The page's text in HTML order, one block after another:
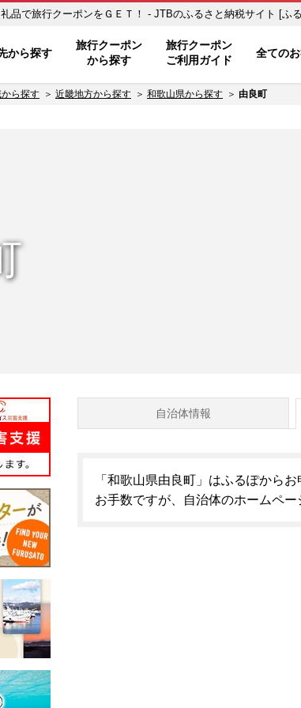
品で旅行クーポンをＧＥＴ！ - JTBのふるさと納税サイト [ふ
から探す
旅行クーポン
から探す
旅行クーポン
ご利用ガイド
全ての
ら探す 近畿地方から探す 和歌山県から探す 由良町
自治体情報
「和歌山県由良町」はふるぽから
お手数ですが、自治体のホームペー